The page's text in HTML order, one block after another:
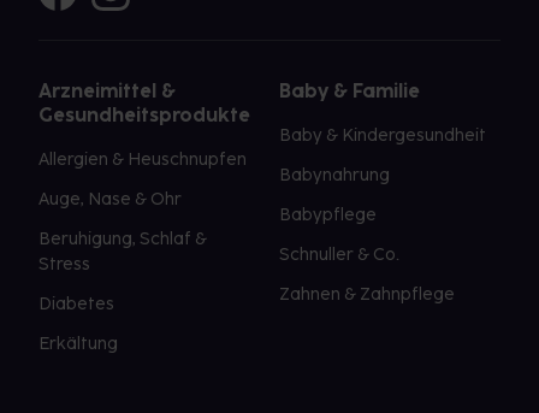
Arzneimittel &
Gesundheitsprodukte
Allergien & Heuschnupfen
Auge, Nase & Ohr
Beruhigung, Schlaf &
Stress
Diabetes
Erkältung
Baby & Familie
Baby & Kindergesundheit
Babynahrung
Babypflege
Schnuller & Co.
Zahnen & Zahnpflege